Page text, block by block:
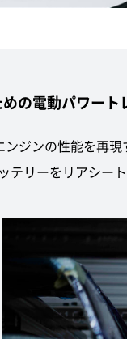
の電動パワート
ンジンの性能を再
テリーをリアシー